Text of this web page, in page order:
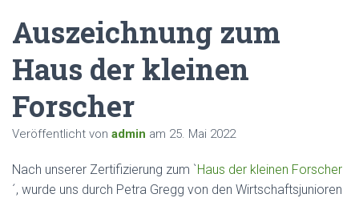
Auszeichnung zum
Haus der kleinen
Forscher
Veröffentlicht von admin am 25. Mai 2022
Nach unserer Zertifizierung zum `Haus der kleinen Forscher
´, wurde uns durch Petra Gregg von den Wirtschaftsjunioren